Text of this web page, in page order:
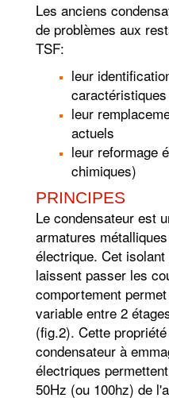
Les anciens
de problèmes aux
TSF:
leur
caractéristiques
leur
actuels
leur reformage
chimiques)
PRINCIPES
Le condensateur est
armatures
électrique. Cet
laissent passer les
comportement
variable entre 2
(fig.2). Cette
condensateur à
électriques
50Hz (ou 100hz) de